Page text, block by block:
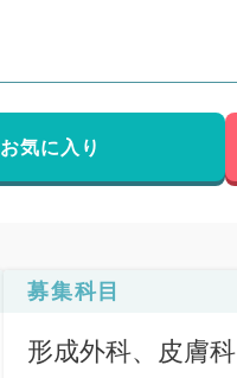
お気に入り
募集科目
形成外科、皮膚科